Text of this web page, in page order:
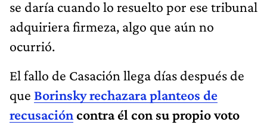
se daría cuando lo resuelto por ese tribunal
adquiriera firmeza, algo que aún no
ocurrió.
El fallo de Casación llega días después de
que Borinsky rechazara planteos de
recusacióncontra él con su propio voto